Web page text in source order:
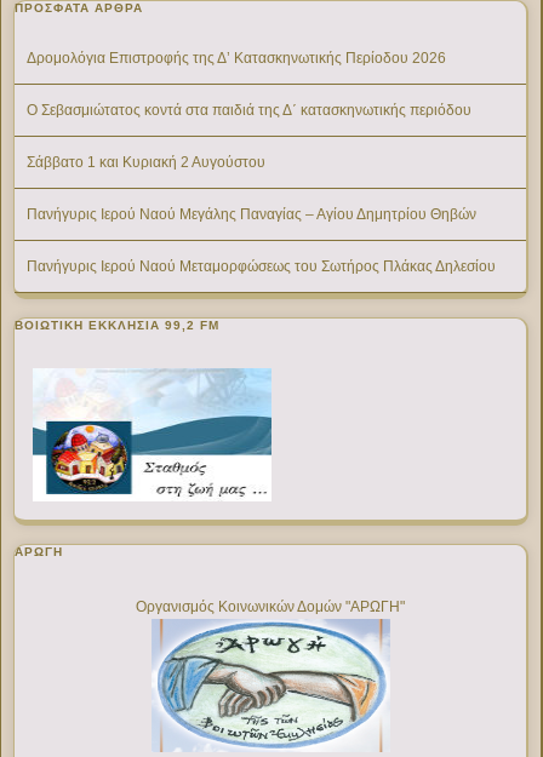
ΠΡΌΣΦΑΤΑ ΆΡΘΡΑ
Δρομολόγια Επιστροφής της Δ’ Κατασκηνωτικής Περίοδου 2026
Ο Σεβασμιώτατος κοντά στα παιδιά της Δ΄ κατασκηνωτικής περιόδου
Σάββατο 1 και Κυριακή 2 Αυγούστου
Πανήγυρις Ιερού Ναού Μεγάλης Παναγίας – Αγίου Δημητρίου Θηβών
Πανήγυρις Ιερού Ναού Μεταμορφώσεως του Σωτήρος Πλάκας Δηλεσίου
ΒΟΙΩΤΙΚΉ ΕΚΚΛΗΣΊΑ 99,2 FM
ΑΡΩΓΗ
Οργανισμός Κοινωνικών Δομών "ΑΡΩΓΗ"